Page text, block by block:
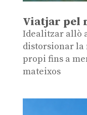
Viatjar pel
Idealitzar allò
distorsionar la
propi fins a
mateixos